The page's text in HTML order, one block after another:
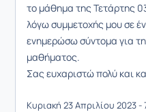
το μάθημα της Τετάρτης
λόγω συμμετοχής μου σε
ενημερώσω σύντομα για
μαθήματος.
Σας ευχαριστώ πολύ και
Κυριακή 23 Απριλίου 2023 -